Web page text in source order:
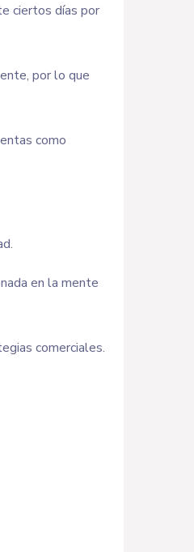
ciertos días por
por lo que
como
en la mente
comerciales.